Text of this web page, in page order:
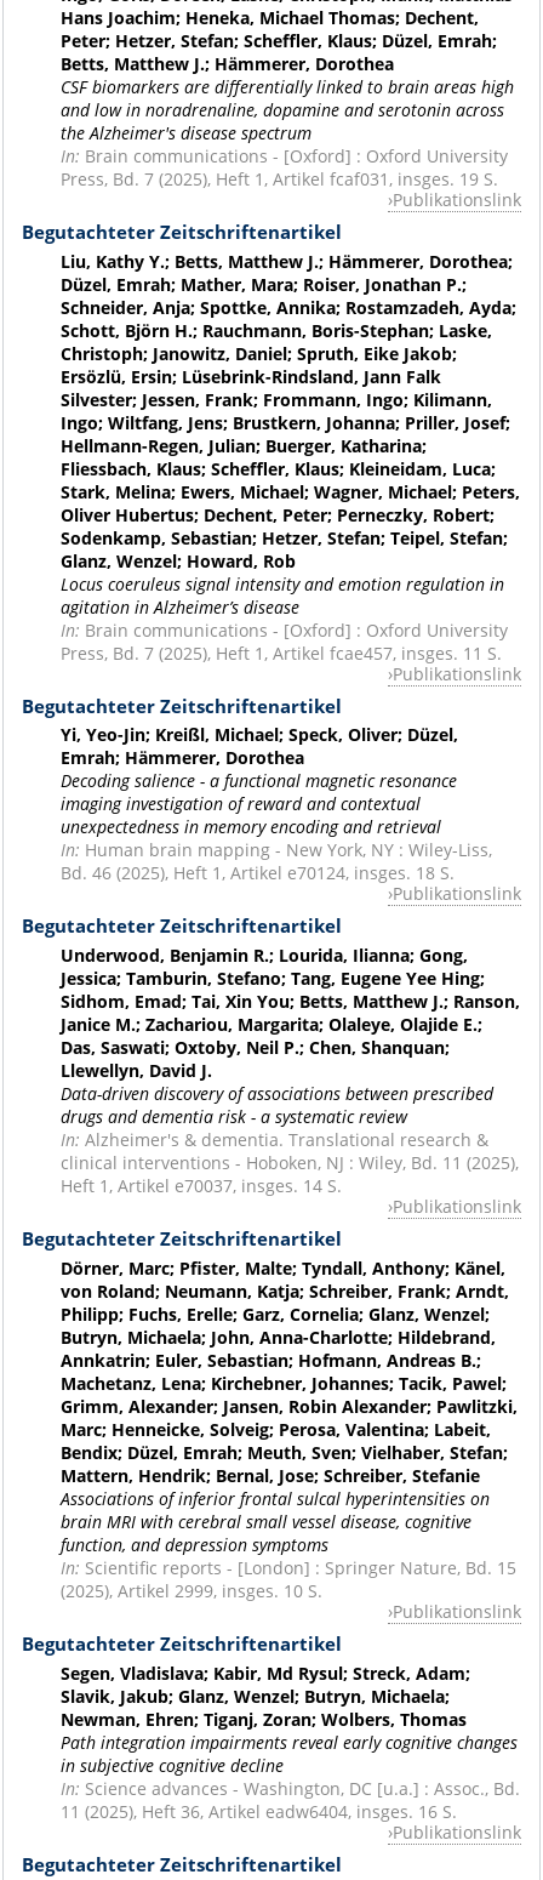
Hans Joachim; Heneka, Michael Thomas; Dechent,
Peter; Hetzer, Stefan; Scheffler, Klaus; Düzel, Emrah;
Betts, Matthew J.; Hämmerer, Dorothea
CSF biomarkers are differentially linked to brain areas high
and low in noradrenaline, dopamine and serotonin across
the Alzheimer's disease spectrum
In: Brain communications - [Oxford] : Oxford University
Press, Bd. 7 (2025), Heft 1, Artikel fcaf031, insges. 19 S.
Publikationslink
Begutachteter Zeitschriftenartikel
Liu, Kathy Y.; Betts, Matthew J.; Hämmerer, Dorothea;
Düzel, Emrah; Mather, Mara; Roiser, Jonathan P.;
Schneider, Anja; Spottke, Annika; Rostamzadeh, Ayda;
Schott, Björn H.; Rauchmann, Boris-Stephan; Laske,
Christoph; Janowitz, Daniel; Spruth, Eike Jakob;
Ersözlü, Ersin; Lüsebrink-Rindsland, Jann Falk
Silvester; Jessen, Frank; Frommann, Ingo; Kilimann,
Ingo; Wiltfang, Jens; Brustkern, Johanna; Priller, Josef;
Hellmann-Regen, Julian; Buerger, Katharina;
Fliessbach, Klaus; Scheffler, Klaus; Kleineidam, Luca;
Stark, Melina; Ewers, Michael; Wagner, Michael; Peters,
Oliver Hubertus; Dechent, Peter; Perneczky, Robert;
Sodenkamp, Sebastian; Hetzer, Stefan; Teipel, Stefan;
Glanz, Wenzel; Howard, Rob
Locus coeruleus signal intensity and emotion regulation in
agitation in Alzheimer’s disease
In: Brain communications - [Oxford] : Oxford University
Press, Bd. 7 (2025), Heft 1, Artikel fcae457, insges. 11 S.
Publikationslink
Begutachteter Zeitschriftenartikel
Yi, Yeo-Jin; Kreißl, Michael; Speck, Oliver; Düzel,
Emrah; Hämmerer, Dorothea
Decoding salience - a functional magnetic resonance
imaging investigation of reward and contextual
unexpectedness in memory encoding and retrieval
In: Human brain mapping - New York, NY : Wiley-Liss,
Bd. 46 (2025), Heft 1, Artikel e70124, insges. 18 S.
Publikationslink
Begutachteter Zeitschriftenartikel
Underwood, Benjamin R.; Lourida, Ilianna; Gong,
Jessica; Tamburin, Stefano; Tang, Eugene Yee Hing;
Sidhom, Emad; Tai, Xin You; Betts, Matthew J.; Ranson,
Janice M.; Zachariou, Margarita; Olaleye, Olajide E.;
Das, Saswati; Oxtoby, Neil P.; Chen, Shanquan;
Llewellyn, David J.
Data-driven discovery of associations between prescribed
drugs and dementia risk - a systematic review
In: Alzheimer's & dementia. Translational research &
clinical interventions - Hoboken, NJ : Wiley, Bd. 11 (2025),
Heft 1, Artikel e70037, insges. 14 S.
Publikationslink
Begutachteter Zeitschriftenartikel
Dörner, Marc; Pfister, Malte; Tyndall, Anthony; Känel,
von Roland; Neumann, Katja; Schreiber, Frank; Arndt,
Philipp; Fuchs, Erelle; Garz, Cornelia; Glanz, Wenzel;
Butryn, Michaela; John, Anna-Charlotte; Hildebrand,
Annkatrin; Euler, Sebastian; Hofmann, Andreas B.;
Machetanz, Lena; Kirchebner, Johannes; Tacik, Pawel;
Grimm, Alexander; Jansen, Robin Alexander; Pawlitzki,
Marc; Henneicke, Solveig; Perosa, Valentina; Labeit,
Bendix; Düzel, Emrah; Meuth, Sven; Vielhaber, Stefan;
Mattern, Hendrik; Bernal, Jose; Schreiber, Stefanie
Associations of inferior frontal sulcal hyperintensities on
brain MRI with cerebral small vessel disease, cognitive
function, and depression symptoms
In: Scientific reports - [London] : Springer Nature, Bd. 15
(2025), Artikel 2999, insges. 10 S.
Publikationslink
Begutachteter Zeitschriftenartikel
Segen, Vladislava; Kabir, Md Rysul; Streck, Adam;
Slavik, Jakub; Glanz, Wenzel; Butryn, Michaela;
Newman, Ehren; Tiganj, Zoran; Wolbers, Thomas
Path integration impairments reveal early cognitive changes
in subjective cognitive decline
In: Science advances - Washington, DC [u.a.] : Assoc., Bd.
11 (2025), Heft 36, Artikel eadw6404, insges. 16 S.
Publikationslink
Begutachteter Zeitschriftenartikel